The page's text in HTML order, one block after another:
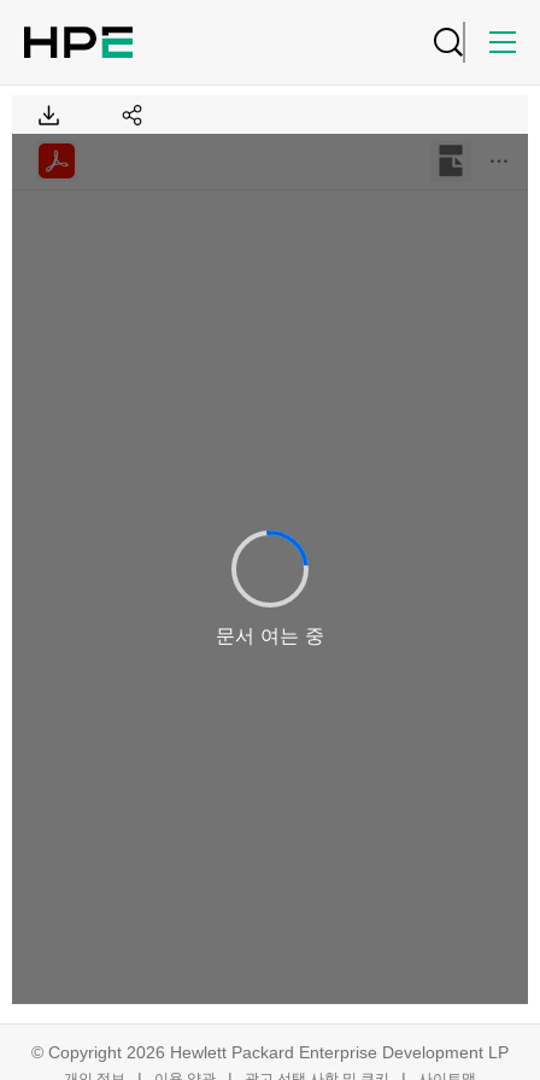
© Copyright 2026 Hewlett Packard Enterprise Development LP